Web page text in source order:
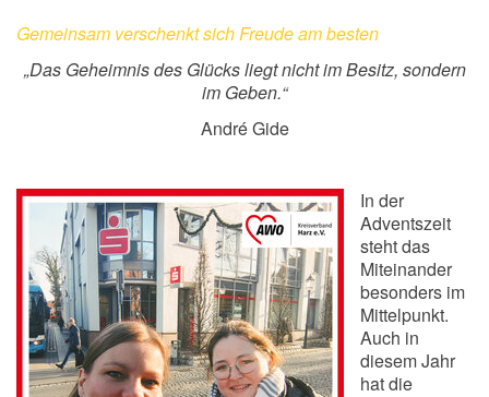
Gemeinsam verschenkt sich Freude am besten
„Das Geheimnis des Glücks liegt nicht im Besitz, sondern
im Geben.“
André Gide
In der
Adventszeit
steht das
Miteinander
besonders im
Mittelpunkt.
Auch in
diesem Jahr
hat die